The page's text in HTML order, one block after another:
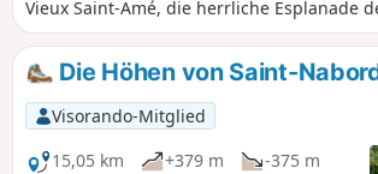
Vieux Saint-Amé, die herrliche Esplanade
die Pont des Fées und den Wasserfall von
dem Gipfel des Saint-Mont befindet sich
Rasenfläche, die sich ideal für eine
und als Bonus einen grandiosen 360°-
die Täler der Mosel und der Moselotte
Die Höhen von Saint-
Visorando-Mitglied
15,05 km
+379 m
-375 m